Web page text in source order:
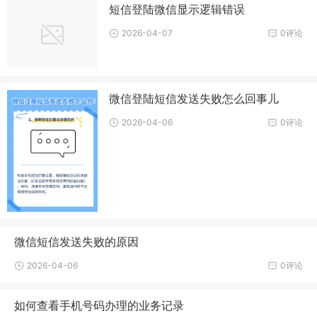
短信登陆微信显示逻辑错误
0评论
2026-04-07
微信登陆短信发送失败怎么回事儿
0评论
2026-04-06
微信短信发送失败的原因
0评论
2026-04-06
如何查看手机号码办理的业务记录